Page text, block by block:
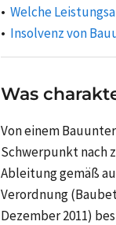
Welche
Insolvenz von
Was
Von einem
Schwerpunkt nach
Ableitung gemäß
Verordnung
Dezember 2011)